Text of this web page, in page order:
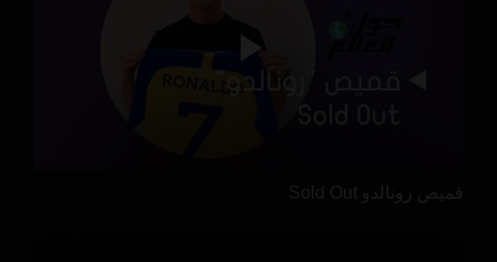
قميص رونالدو Sold Out